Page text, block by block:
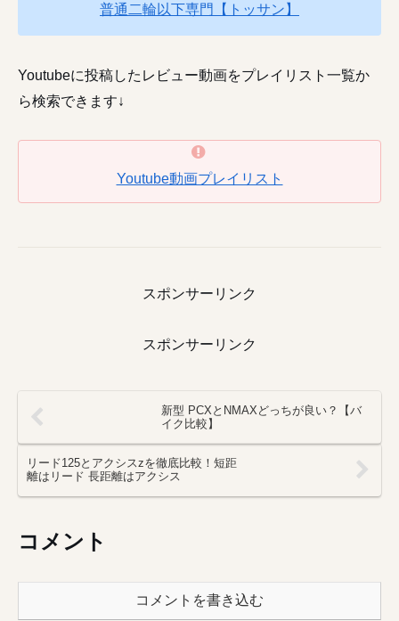
普通二輪以下専門【トッサン】
Youtubeに投稿したレビュー動画をプレイリスト一覧か
ら検索できます↓
Youtube動画プレイリスト
スポンサーリンク
スポンサーリンク
新型 PCXとNMAXどっちが良い？【バ
イク比較】
リード125とアクシスzを徹底比較！短距
離はリード 長距離はアクシス
コメント
コメントを書き込む